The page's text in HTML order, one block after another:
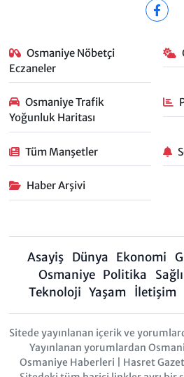
Osmaniye Nöbetçi
Eczaneler
Osmaniye Trafik
Yoğunluk Haritası
Tüm Manşetler
Haber Arşivi
Asayiş Dünya Ekonomi
Osmaniye Politika
Teknoloji Yaşam İletişim
Sitede yayınlanan içerik ve
Yayınlanan yorumlardan
Osmaniye Haberleri | Hasret